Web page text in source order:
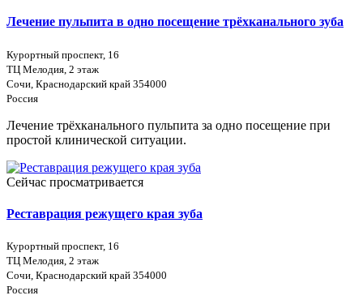
Лечение пульпита в одно посещение трёхканального зуба
Курортный проспект, 16
ТЦ Мелодия, 2 этаж
Сочи, Краснодарский край 354000
Россия
Лечение трёхканального пульпита за одно посещение при
простой клинической ситуации.
Сейчас просматривается
Реставрация режущего края зуба
Курортный проспект, 16
ТЦ Мелодия, 2 этаж
Сочи, Краснодарский край 354000
Россия